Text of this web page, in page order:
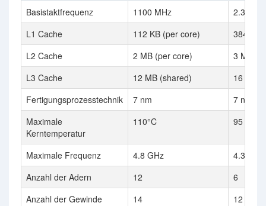
Basistaktfrequenz 1100 MHz
2.3 GHz
L1 Cache
112 KB (per core)
384 KB
L2 Cache
2 MB (per core)
3 MB
L3 Cache
12 MB (shared)
16 MB
Fertigungsprozesstechnik
7 nm
7 nm
Maximale
Kerntemperatur
110°C 95 °C
Maximale Frequenz 4.8 GHz
4.3 GHz
Anzahl der Adern
12
6
Anzahl der Gewinde
14
12